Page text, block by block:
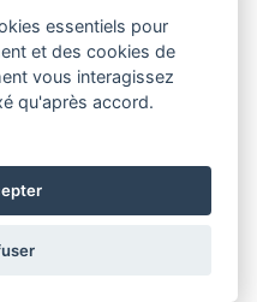
Privacy Policy
(21) 312 41 41
essentiels pour
et des cookies de
vous interagissez
qu'après accord.